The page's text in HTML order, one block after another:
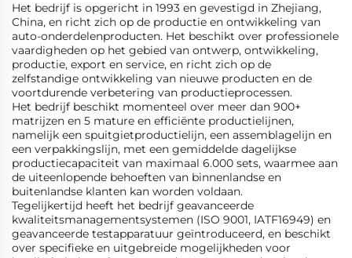
Het bedrijf is opgericht in 1993 en gevestigd in Zhejiang,
China, en richt zich op de productie en ontwikkeling van
auto-onderdelenproducten. Het beschikt over professionele
vaardigheden op het gebied van ontwerp, ontwikkeling,
productie, export en service, en richt zich op de
zelfstandige ontwikkeling van nieuwe producten en de
voortdurende verbetering van productieprocessen.
Het bedrijf beschikt momenteel over meer dan 900+
matrijzen en 5 mature en efficiënte productielijnen,
namelijk een spuitgietproductielijn, een assemblagelijn en
een verpakkingslijn, met een gemiddelde dagelijkse
productiecapaciteit van maximaal 6.000 sets, waarmee aan
de uiteenlopende behoeften van binnenlandse en
buitenlandse klanten kan worden voldaan.
Tegelijkertijd heeft het bedrijf geavanceerde
kwaliteitsmanagementsystemen (ISO 9001, IATF16949) en
geavanceerde testapparatuur geïntroduceerd, en beschikt
over specifieke en uitgebreide mogelijkheden voor